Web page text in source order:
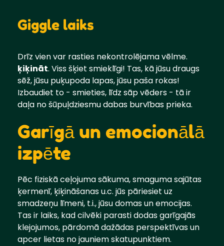
Giggle laiks
Drīz vien var rasties nekontrolējama vēlme.
ķiķināt. Viss šķiet smieklīgi! Tas, kā jūsu draugs
sēž, jūsu puķupoda lapas, jūsu paša rokas!
Izbaudiet to - smieties, līdz sāp vēders - tā ir
daļa no šūpuļdziesmu dabas burvības prieka.
Garīgā un emocionālā
izpēte
Pēc fiziskā ceļojuma sākuma, smaguma sajūtas
ķermenī, ķiķināšanas u.c. jūs pāriesiet uz
smadzeņu līmeni, t.i., jūsu domas un emocijas.
Tas ir laiks, kad cilvēki parasti dodas garīgajās
klejojumos, pārdomā dažādas perspektīvas un
apcer lietas no jauniem skatupunktiem.